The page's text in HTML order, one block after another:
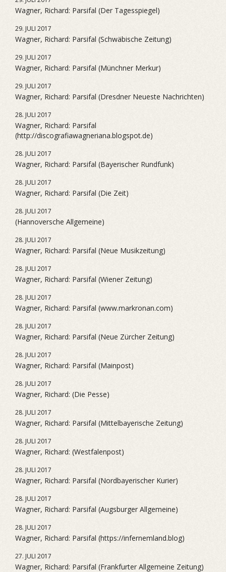
Wagner, Richard: Parsifal (Der Tagesspiegel)
29. JULI 2017
Wagner, Richard: Parsifal (Schwäbische Zeitung)
29. JULI 2017
Wagner, Richard: Parsifal (Münchner Merkur)
29. JULI 2017
Wagner, Richard: Parsifal (Dresdner Neueste Nachrichten)
28. JULI 2017
Wagner, Richard: Parsifal
(http://discografiawagneriana.blogspot.de)
28. JULI 2017
Wagner, Richard: Parsifal (Bayerischer Rundfunk)
28. JULI 2017
Wagner, Richard: Parsifal (Die Zeit)
28. JULI 2017
(Hannoversche Allgemeine)
28. JULI 2017
Wagner, Richard: Parsifal (Neue Musikzeitung)
28. JULI 2017
Wagner, Richard: Parsifal (Wiener Zeitung)
28. JULI 2017
Wagner, Richard: Parsifal (www.markronan.com)
28. JULI 2017
Wagner, Richard: Parsifal (Neue Zürcher Zeitung)
28. JULI 2017
Wagner, Richard: Parsifal (Mainpost)
28. JULI 2017
Wagner, Richard: (Die Pesse)
28. JULI 2017
Wagner, Richard: Parsifal (Mittelbayerische Zeitung)
28. JULI 2017
Wagner, Richard: (Westfalenpost)
28. JULI 2017
Wagner, Richard: Parsifal (Nordbayerischer Kurier)
28. JULI 2017
Wagner, Richard: Parsifal (Augsburger Allgemeine)
28. JULI 2017
Wagner, Richard: Parsifal (https://infernemland.blog)
27. JULI 2017
Wagner, Richard: Parsifal (Frankfurter Allgemeine Zeitung)